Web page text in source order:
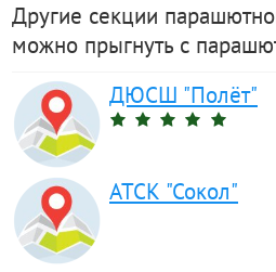
Другие секции
можно прыгнуть с
ДЮСШ "Полёт"
АТСК "Сокол"